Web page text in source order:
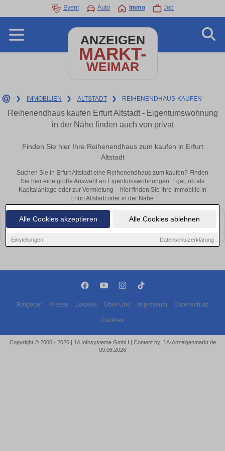
Alle Cookies akzeptieren Alle Cookies ablehnen
Einstellungen Datenschutzerklärung
Event Auto Immo Job
ANZEIGEN
MARKT-
WEIMAR
❯ IMMOBILIEN ❯ ALTSTADT ❯ REIHENENDHAUS-KAUFEN
Reihenendhaus kaufen Erfurt Altstadt - Eigentumswohnung
in der Nähe finden auch von privat
Finden Sie hier Ihre Reihenendhaus zum kaufen in Erfurt
Altstadt
Suchen Sie in Erfurt Altstadt eine Reihenendhaus zum kaufen? Finden
Sie hier eine große Auswahl an Eigentumswohnungen. Egal, ob als
Kapitalanlage oder zur Vermietung – hier finden Sie Ihre Immobilie in
Erfurt Altstadt oder in der Nähe.
Leider konnten wir derzeit keine passenden Objekte finden. Schauen Sie
bald wieder vorbei!
Ratgeber Presse Lokales Über Uns Impressum Datenschutz
Cookies
Copyright © 2000 - 2026 | 1A Infosysteme GmbH | Content by: 1A-Anzeigenmarkt.de
09.08.2026